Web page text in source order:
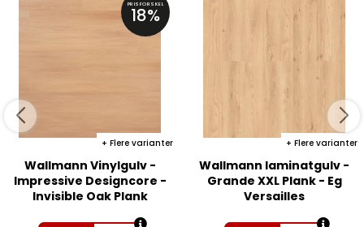
PRISFORSKEL
18%
Flere varianter
Wallmann Vinylgulv -
Impressive Designcore -
Invisible Oak Plank
Flere varianter
Wallmann laminatgulv -
Grande XXL Plank - Eg
Versailles